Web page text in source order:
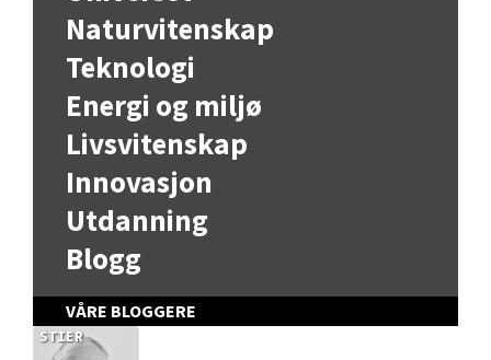
Naturvitenskap
Teknologi
Energi og miljø
Livsvitenskap
Innovasjon
Utdanning
Blogg
VÅRE BLOGGERE
STIER